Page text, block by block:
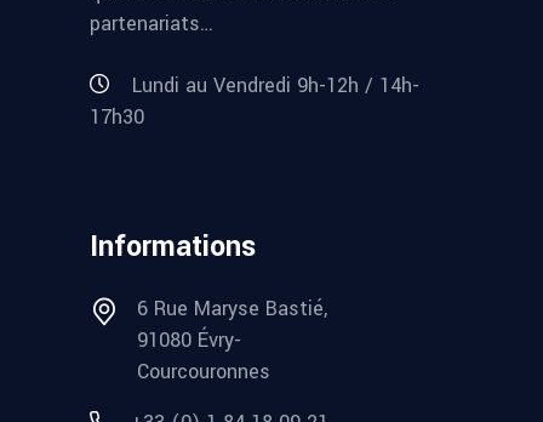
partenariats…
Lundi au Vendredi 9h-12h / 14h-
17h30
Informations
6 Rue Maryse Bastié,
91080 Évry-
Courcouronnes